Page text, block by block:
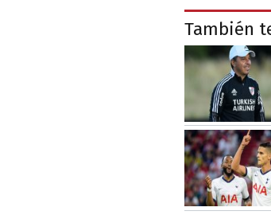
También